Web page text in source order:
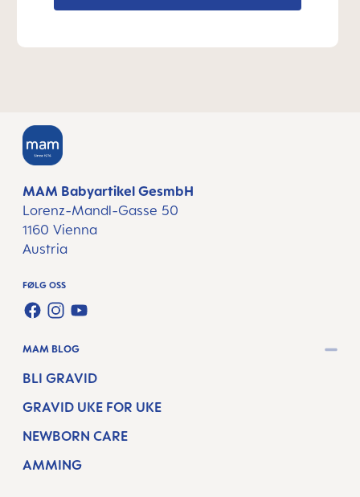
MAM Babyartikel GesmbH
Lorenz-Mandl-Gasse 50
1160 Vienna
Austria
FØLG OSS
FACEBOOK
INSTAGRAM
YOUTUBE
MAM BLOG
BLI GRAVID
GRAVID UKE FOR UKE
NEWBORN CARE
AMMING